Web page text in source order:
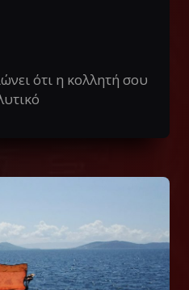
ότι η κολλητή σου